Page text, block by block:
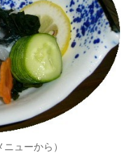
ューから）